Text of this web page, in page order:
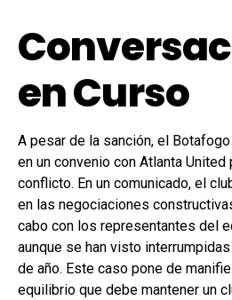
en Curso
A pesar de la sanción, el
en un convenio con Atlanta United
conflicto. En un comunicado, el
en las negociaciones
cabo con los representantes del
aunque se han visto
de año. Este caso pone de
equilibrio que debe mantener un